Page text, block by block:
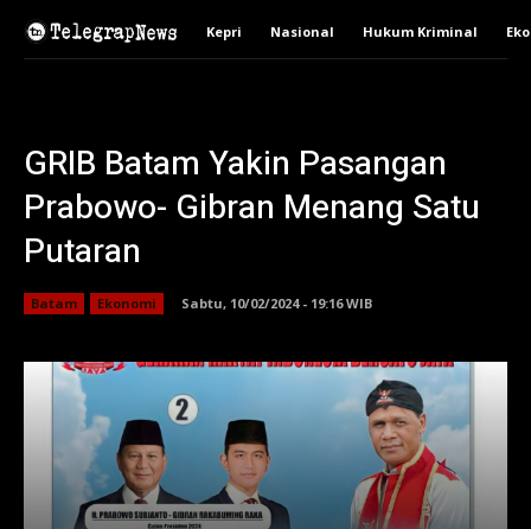
Kepri Nasional Hukum Kriminal
GRIB Batam Yakin Pasangan
Prabowo- Gibran Menang Satu
Putaran
Batam Ekonomi Sabtu, 10/02/2024 - 19:16 WIB